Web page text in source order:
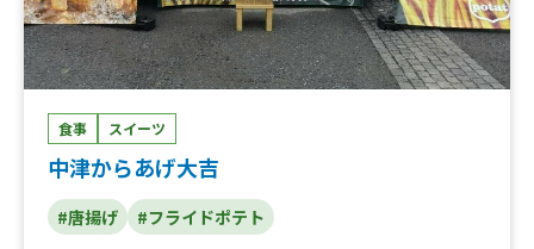
食事 スイーツ
中津からあげ大吉
#唐揚げ #フライドポテト